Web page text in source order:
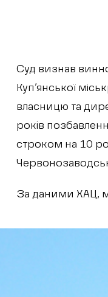
Суд визнав
Куп’янської
власницю та
років
строком на 10
За даними ХАЦ,